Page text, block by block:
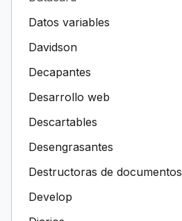
Datos variables
Davidson
Decapantes
Desarrollo web
Descartables
Desengrasantes
Destructoras de documentos
Develop